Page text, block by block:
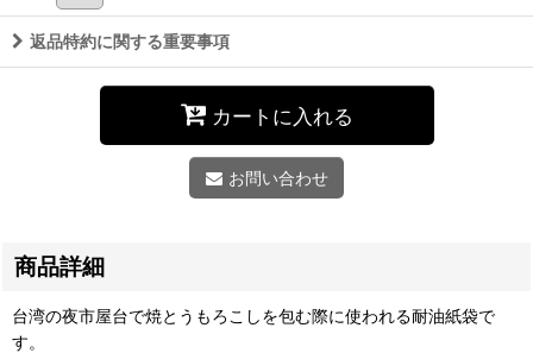
返品特約に関する重要事項
カートに入れる
お問い合わせ
商品詳細
台湾の夜市屋台で焼とうもろこしを包む際に使われる耐油紙袋で
す。